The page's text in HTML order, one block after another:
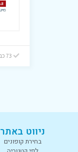
ניווט באתר
בחירת קופונים